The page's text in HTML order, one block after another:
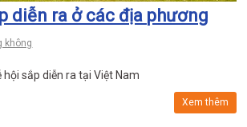
diễn ra ở các địa phương
không
hội sắp diễn ra tại Việt Nam
Xem thêm